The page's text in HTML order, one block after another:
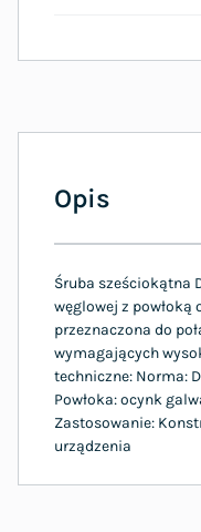
Opis
Śruba sześciokątna
węglowej z
przeznaczona do
wymagających
techniczne: Norma:
Powłoka: ocynk
Zastosowanie:
urządzenia